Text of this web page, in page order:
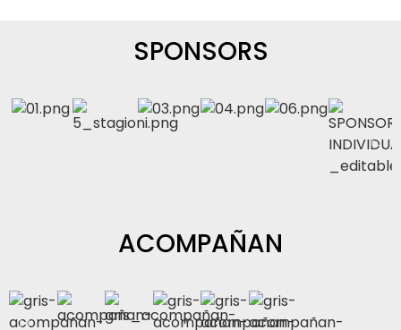
SPONSORS
ACOMPAÑAN